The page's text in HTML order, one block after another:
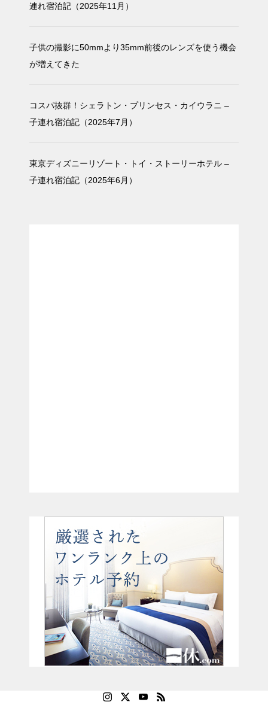
連れ宿泊記（2025年11月）
子供の撮影に50mmより35mm前後のレンズを使う機会
が増えてきた
コスパ抜群！シェラトン・プリンセス・カイウラニ –
子連れ宿泊記（2025年7月）
東京ディズニーリゾート・トイ・ストーリーホテル –
子連れ宿泊記（2025年6月）